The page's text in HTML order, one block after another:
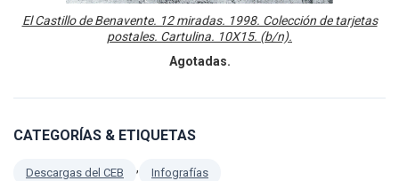
El Castillo de Benavente. 12 miradas. 1998. Colección de tarjetas
postales. Cartulina. 10X15. (b/n).
Agotadas.
CATEGORÍAS & ETIQUETAS
Descargas del CEB , Infografías